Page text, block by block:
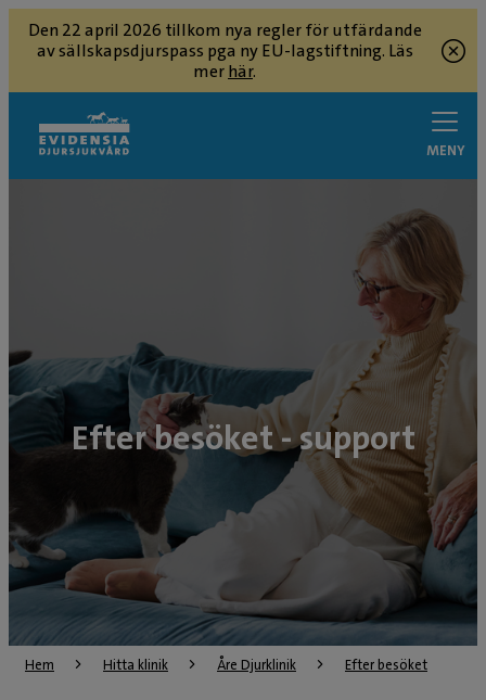
Den 22 april 2026 tillkom nya regler för utfärdande
av sällskapsdjurspass pga ny EU-lagstiftning. Läs
merhär.
MENY
Efter besöket - support
Hem Hitta klinik Åre Djurklinik Efter besöket